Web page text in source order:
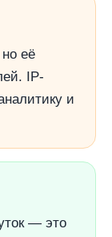
её
IP-
и
— это